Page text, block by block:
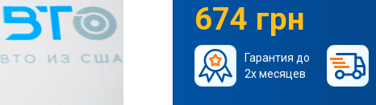
674 грн
Гарантия до
2х месяцев